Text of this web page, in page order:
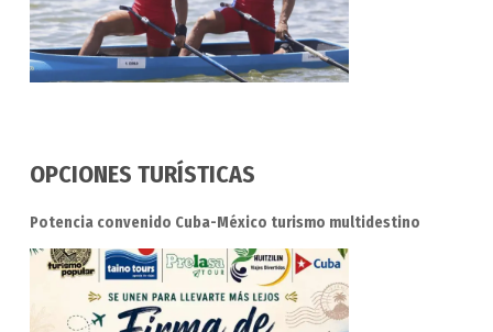
OPCIONES TURÍSTICAS
Potencia convenido Cuba-México turismo multidestino